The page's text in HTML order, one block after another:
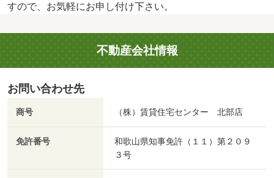
すので、お気軽にお申し付け下さい。
不動産会社情報
お問い合わせ先
商号 （株）賃貸住宅センター 北部店
免許番号
和歌山県知事免許（１１）第２０９
３号